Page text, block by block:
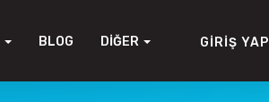
BLOG DIĞER GIRIŞ YAP